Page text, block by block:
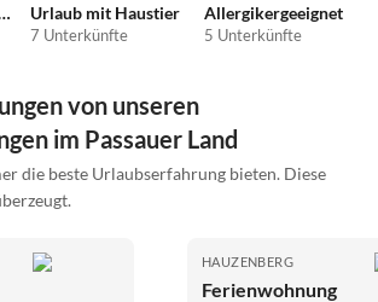
Urlaub mit Haustier
7 Unterkünfte
Allergikergeeignet
5 Unterkünfte
von unseren
im Passauer Land
die beste Urlaubserfahrung bieten. Diese
HAUZENBERG
Ferienwohnung